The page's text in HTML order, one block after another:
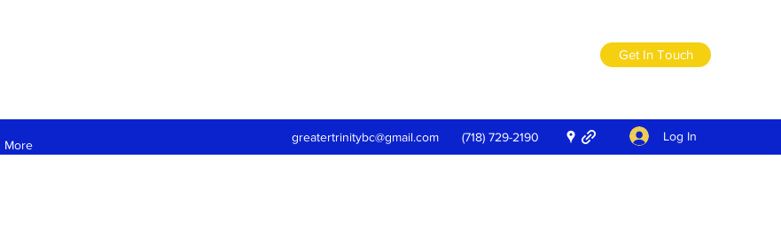
Get In Touch
More
greatertrinitybc@gmail.com (718) 729-2190 Log In